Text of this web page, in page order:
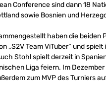
Conference sind dann 18
sowie Bosnien und
haben die beiden
„S2V Team ViTuber“ und
Stohl spielt derzeit in
Liga feiern. Im
zum MVP des Turniers